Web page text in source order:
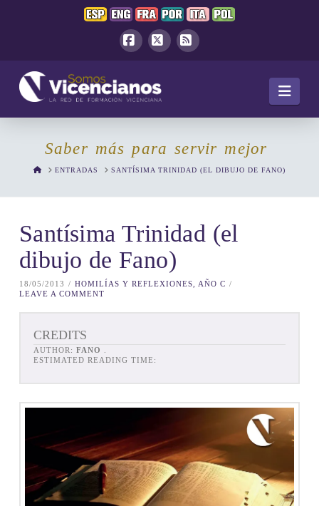
Saber más para servir mejor
HOMEENTRADAS SANTÍSIMA TRINIDAD (EL DIBUJO DE FANO)
Santísima Trinidad (el
dibujo de Fano)
18/05/2013
HOMILÍAS Y REFLEXIONES, AÑO C
LEAVE A COMMENT
CREDITS
AUTHOR: FANO
ESTIMATED READING TIME: